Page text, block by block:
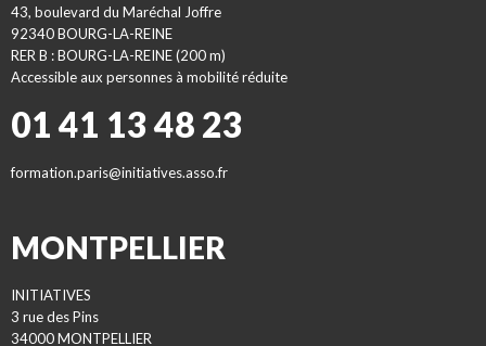
43, boulevard du Maréchal Joffre
92340 BOURG-LA-REINE
RER B : BOURG-LA-REINE (200 m)
Accessible aux personnes à mobilité réduite
01 41 13 48 23
formation.paris@initiatives.asso.fr
MONTPELLIER
INITIATIVES
3 rue des Pins
34000 MONTPELLIER